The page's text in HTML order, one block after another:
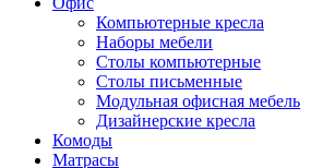
Компьютерные кресла
Наборы мебели
Столы компьютерные
Столы письменные
Модульная офисная мебель
Дизайнерские кресла
Комоды
Матрасы